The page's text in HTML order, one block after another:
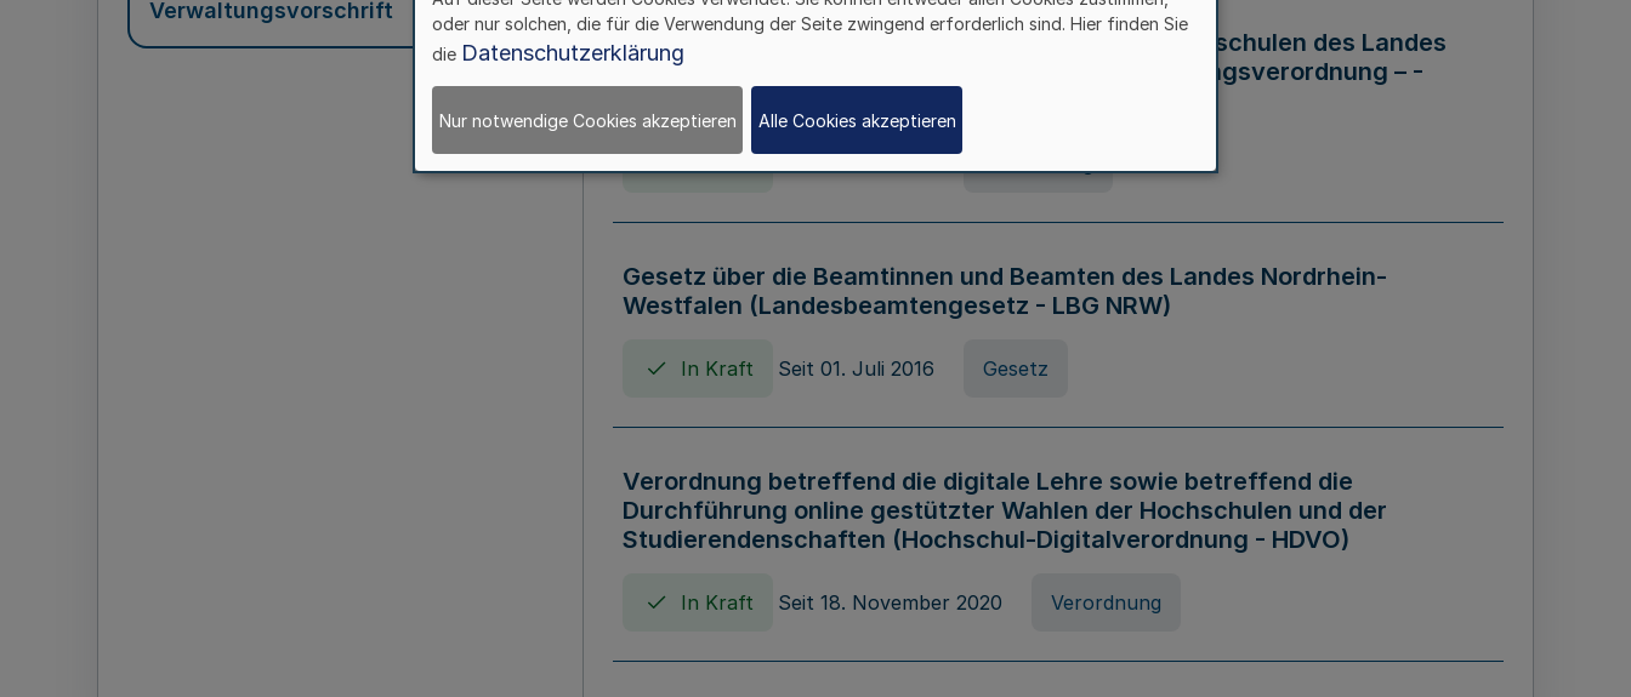
Verwaltungsvorschrift
Verordnung über die Wirtschaftsführung der Hochschulen des Landes
Nordrhein-Westfalen (Hochschulwirtschaftsführungsverordnung – -
Gesetz über die Beamtinnen und Beamten des Landes Nordrhein-
Westfalen (Landesbeamtengesetz - LBG NRW)
In Kraft Seit 01. Juli 2016 Gesetz
Verordnung betreffend die digitale Lehre sowie betreffend die
Durchführung online gestützter Wahlen der Hochschulen und der
Studierendenschaften (Hochschul-Digitalverordnung - HDVO)
In Kraft Seit 18. November 2020 Verordnung
oder nur solchen, die für die Verwendung der Seite zwingend erforderlich sind. Hier finden Sie
die Datenschutzerklärung
Nur notwendige Cookies akzeptieren Alle Cookies akzeptieren